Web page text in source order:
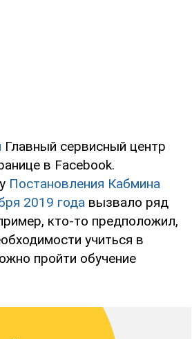
Главный сервисный центр
в Facebook.
Постановления Кабмина
2019 года вызвало ряд
кто-то предположил,
учиться в
пройти обучение